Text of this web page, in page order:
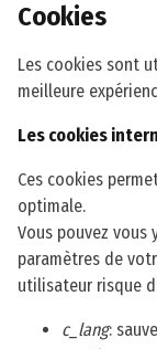
Cookies
Les cookies sont
meilleure
Les cookies
Ces cookies
optimale.
Vous pouvez
paramètres de
utilisateur risque
c_lang: